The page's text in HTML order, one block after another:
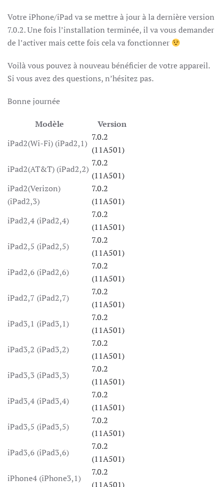
Votre iPhone/iPad va se mettre à jour à la dernière version
7.0.2. Une fois l’installation terminée, il va vous demander
de l’activer mais cette fois cela va fonctionner
Voilà vous pouvez à nouveau bénéficier de votre appareil.
Si vous avez des questions, n’hésitez pas.
Bonne journée
Modèle
Version
iPad2(Wi-Fi) (iPad2,1)
7.0.2
(11A501)
iPad2(AT&T) (iPad2,2)
7.0.2
(11A501)
iPad2(Verizon)
(iPad2,3)
7.0.2
(11A501)
iPad2,4 (iPad2,4)
7.0.2
(11A501)
iPad2,5 (iPad2,5)
7.0.2
(11A501)
iPad2,6 (iPad2,6)
7.0.2
(11A501)
iPad2,7 (iPad2,7)
7.0.2
(11A501)
iPad3,1 (iPad3,1)
7.0.2
(11A501)
iPad3,2 (iPad3,2)
7.0.2
(11A501)
iPad3,3 (iPad3,3)
7.0.2
(11A501)
iPad3,4 (iPad3,4)
7.0.2
(11A501)
iPad3,5 (iPad3,5)
7.0.2
(11A501)
iPad3,6 (iPad3,6)
7.0.2
(11A501)
iPhone4 (iPhone3,1)
7.0.2
(11A501)